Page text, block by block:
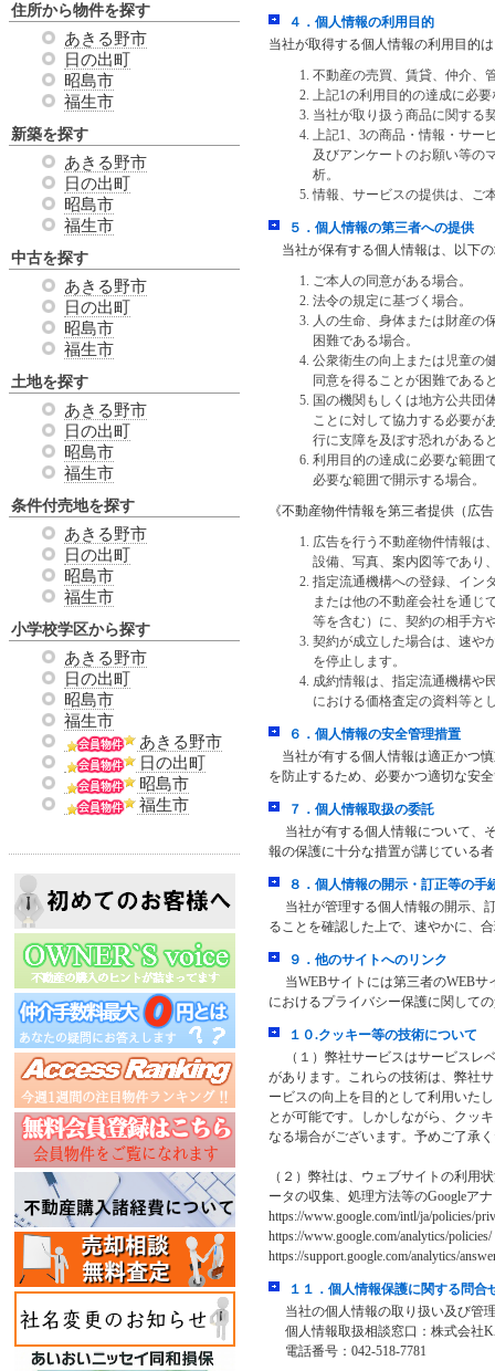
４．個人情報の利用目的
当社が取得する個人情報の利用目的
不動産の売買、賃貸、仲介、
上記1の利用目的の達成に必
当社が取り扱う商品に関する
上記1、3の商品・情報・サー
及びアンケートのお願い等の
析。
情報、サービスの提供は、ご
５．個人情報の第三者への提供
当社が保有する個人情報は、以下
ご本人の同意がある場合。
法令の規定に基づく場合。
人の生命、身体または財産の
困難である場合。
公衆衛生の向上または児童の
同意を得ることが困難である
国の機関もしくは地方公共団
ことに対して協力する必要が
行に支障を及ぼす恐れがある
利用目的の達成に必要な範囲
必要な範囲で開示する場合。
《不動産物件情報を第三者提供（広
広告を行う不動産物件情報は
設備、写真、案内図等であり
指定流通機構への登録、イン
または他の不動産会社を通じ
等を含む）に、契約の相手方
契約が成立した場合は、速や
を停止します。
成約情報は、指定流通機構や
における価格査定の資料等と
６．個人情報の安全管理措置
当社が有する個人情報は適正かつ
を防止するため、必要かつ適切な安
７．個人情報取扱の委託
当社が有する個人情報について、
報の保護に十分な措置が講じている
８．個人情報の開示・訂正等の手
当社が管理する個人情報の開示、
ることを確認した上で、速やかに、
９．他のサイトへのリンク
当WEBサイトには第三者のWEBサ
におけるプライバシー保護に関して
１０.クッキー等の技術について
（１）弊社サービスはサービスレ
があります。これらの技術は、弊社
ービスの向上を目的として利用いた
とが可能です。しかしながら、クッ
なる場合がございます。予めご了承
（２）弊社は、ウェブサイトの利用
ータの収集、処理方法等のGoogleア
https://www.google.com/intl/ja/policies/
https://www.google.com/analytics/policies/
https://support.google.com/analytics/
１１．個人情報保護に関する問合
当社の個人情報の取り扱い及び管
個人情報取扱相談窓口：株式会社
電話番号：042-518-7781
住所から物件を探す
あきる野市
日の出町
昭島市
福生市
新築を探す
あきる野市
日の出町
昭島市
福生市
中古を探す
あきる野市
日の出町
昭島市
福生市
土地を探す
あきる野市
日の出町
昭島市
福生市
条件付売地を探す
あきる野市
日の出町
昭島市
福生市
小学校学区から探す
あきる野市
日の出町
昭島市
福生市
あきる野市
日の出町
昭島市
福生市